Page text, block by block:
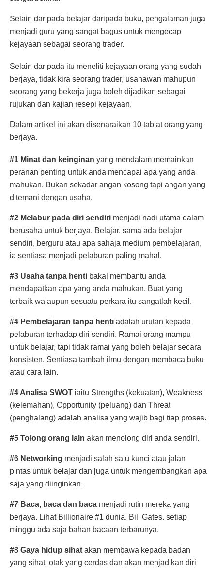
Selain daripada belajar daripada buku, pengalaman juga
menjadi guru yang sangat bagus untuk mengecap
kejayaan sebagai seorang trader.
Selain daripada itu meneliti kejayaan orang yang sudah
berjaya, tidak kira seorang trader, usahawan mahupun
seorang yang bekerja juga boleh dijadikan sebagai
rujukan dan kajian resepi kejayaan.
Dalam artikel ini akan disenaraikan 10 tabiat orang yang
berjaya.
#1 Minat dan keinginan yang mendalam memainkan
peranan penting untuk anda mencapai apa yang anda
mahukan. Bukan sekadar angan kosong tapi angan yang
ditemani dengan usaha.
#2 Melabur pada diri sendiri menjadi nadi utama dalam
berusaha untuk berjaya. Belajar, sama ada belajar
sendiri, berguru atau apa sahaja medium pembelajaran,
ia sentiasa menjadi pelaburan paling mahal.
#3 Usaha tanpa henti bakal membantu anda
mendapatkan apa yang anda mahukan. Buat yang
terbaik walaupun sesuatu perkara itu sangatlah kecil.
#4 Pembelajaran tanpa henti adalah urutan kepada
pelaburan terhadap diri sendiri. Ramai orang mampu
untuk belajar, tapi tidak ramai yang boleh belajar secara
konsisten. Sentiasa tambah ilmu dengan membaca buku
atau cara lain.
#4 Analisa SWOT iaitu Strengths (kekuatan), Weakness
(kelemahan), Opportunity (peluang) dan Threat
(penghalang) adalah analisa yang wajib bagi tiap proses.
#5 Tolong orang lain akan menolong diri anda sendiri.
#6 Networking menjadi salah satu kunci atau jalan
pintas untuk belajar dan juga untuk mengembangkan apa
saja yang diinginkan.
#7 Baca, baca dan baca menjadi rutin mereka yang
berjaya. Lihat Billionaire #1 dunia, Bill Gates, setiap
minggu ada saja bahan bacaan terbarunya.
#8 Gaya hidup sihat akan membawa kepada badan
yang sihat, otak yang cerdas dan akan menjadikan diri